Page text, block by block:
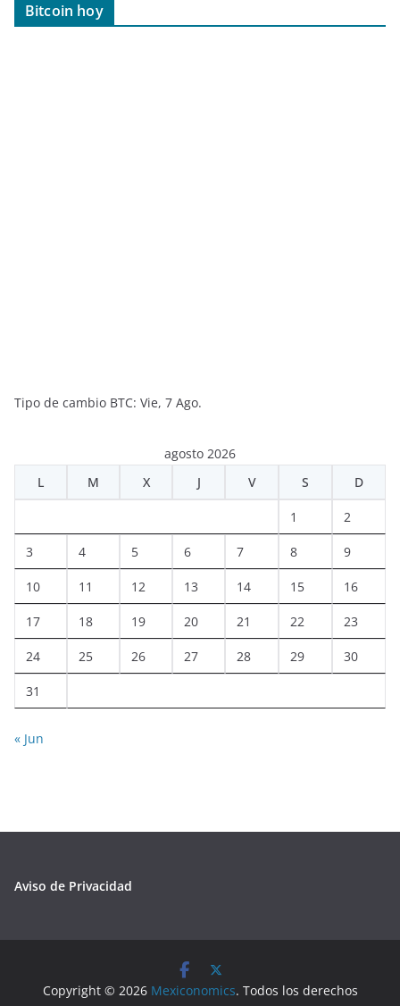
Bitcoin hoy
Tipo de cambio BTC: Vie, 7 Ago.
agosto 2026
L
M X J V S D
1 2
3 4 5 6 7 8 9
10 11 12 13 14 15 16
17 18 19 20 21 22 23
24 25 26 27 28 29 30
31
« Jun
Aviso de Privacidad
Copyright © 2026 Mexiconomics. Todos los derechos